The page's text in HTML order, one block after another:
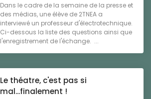
Dans le cadre de la semaine de la presse et
des médias, une élève de 2TNEA a
interviewé un professeur d'électrotechnique.
Ci-dessous la liste des questions ainsi que
l'enregistrement de l'échange. ...
Le théatre, c'est pas si
mal...finalement !